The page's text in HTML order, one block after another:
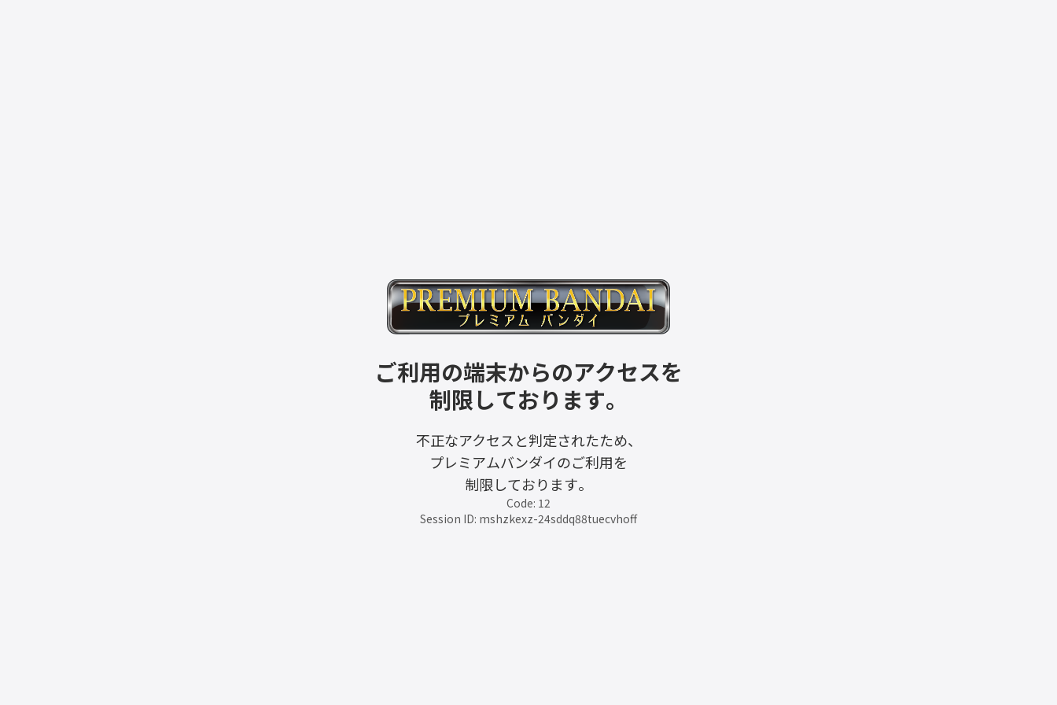
ご利用の端末からのアクセスを
制限しております。
不正なアクセスと判定されたため、
プレミアムバンダイのご利用を
制限しております。
Code: 12
Session ID: mshzkexz-24sddq88tuecvhoff